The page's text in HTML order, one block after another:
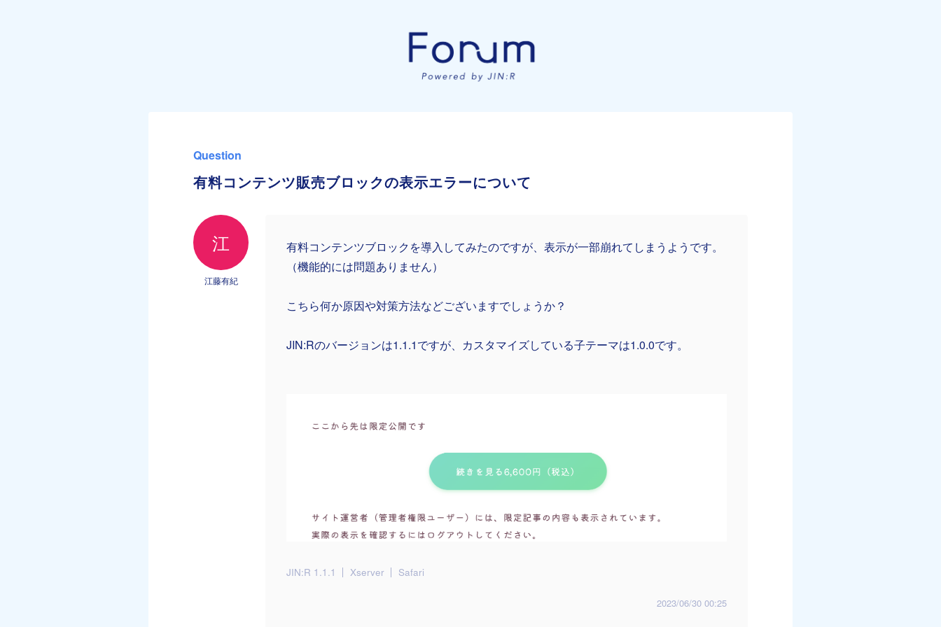
Question
有料コンテンツ販売ブロックの表示エラーについて
江
江藤有紀
有料コンテンツブロックを導入してみたのですが、表示が一部崩れてしまうようです。
（機能的には問題ありません）
こちら何か原因や対策方法などございますでしょうか？
JIN:Rのバージョンは1.1.1ですが、カスタマイズしている子テーマは1.0.0です。
JIN:R 1.1.1 Xserver Safari
2023/06/30 00:25